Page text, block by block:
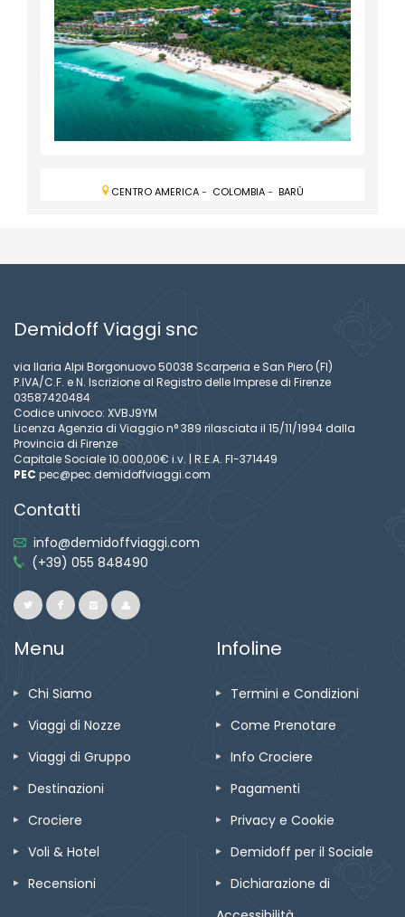
CENTRO AMERICA- COLOMBIA- BARÙ
Demidoff Viaggi snc
via Ilaria Alpi Borgonuovo 50038 Scarperia e San Piero (FI)
P.IVA/C.F. e N. Iscrizione al Registro delle Imprese di Firenze
03587420484
Codice univoco: XVBJ9YM
Licenza Agenzia di Viaggio n° 389 rilasciata il 15/11/1994 dalla
Provincia di Firenze
Capitale Sociale 10.000,00€ i.v. | R.E.A. FI-371449
PEC pec@pec.demidoffviaggi.com
Contatti
info@demidoffviaggi.com
(+39) 055 848490
Menu
Chi Siamo
Viaggi di Nozze
Viaggi di Gruppo
Destinazioni
Crociere
Voli & Hotel
Recensioni
Infoline
Termini e Condizioni
Come Prenotare
Info Crociere
Pagamenti
Privacy e Cookie
Demidoff per il Sociale
Dichiarazione di